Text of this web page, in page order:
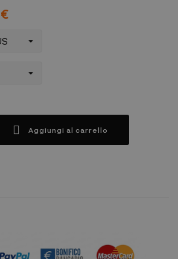
Aggiungi al carrello